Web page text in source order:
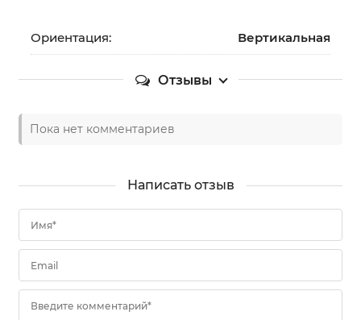
Ориентация: Вертикальная
Отзывы
Пока нет комментариев
Написать отзыв
Имя*
Email
Введите комментарий*